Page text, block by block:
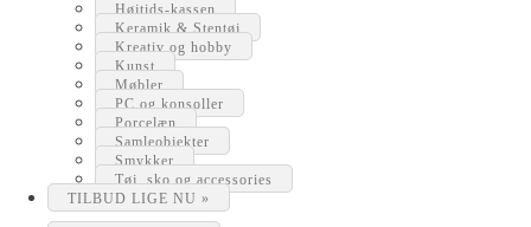
Højtids-kassen
Keramik & Stentøj
Kreativ og hobby
Kunst
Møbler
PC og konsoller
Porcelæn
Samleobjekter
Smykker
Tøj, sko og accessories
TILBUD LIGE NU »